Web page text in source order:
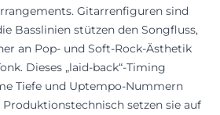
Gitarrenfiguren sind
Basslinien stützen den Songfluss,
an Pop- und Soft-Rock-Ästhetik
Dieses „laid-back“-Timing
Tiefe und Uptempo-Nummern
setzen sie auf